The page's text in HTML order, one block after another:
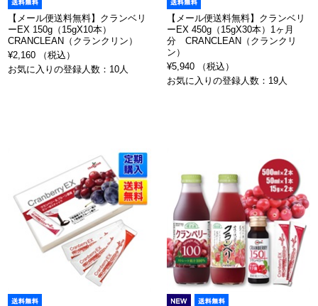
【メール便送料無料】クランベリ
ーEX 150g（15gX10本）
CRANCLEAN（クランクリン）
¥2,160 （税込）
お気に入りの登録人数：10人
【メール便送料無料】クランベリ
ーEX 450g（15gX30本）1ヶ月
分 CRANCLEAN（クランクリ
ン）
¥5,940 （税込）
お気に入りの登録人数：19人